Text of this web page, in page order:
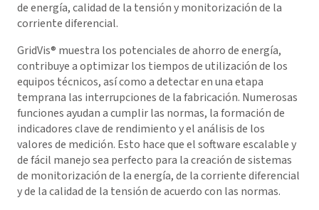
de energía, calidad de la tensión y monitorización de la
corriente diferencial.
GridVis® muestra los potenciales de ahorro de energía,
contribuye a optimizar los tiempos de utilización de los
equipos técnicos, así como a detectar en una etapa
temprana las interrupciones de la fabricación. Numerosas
funciones ayudan a cumplir las normas, la formación de
indicadores clave de rendimiento y el análisis de los
valores de medición. Esto hace que el software escalable y
de fácil manejo sea perfecto para la creación de sistemas
de monitorización de la energía, de la corriente diferencial
y de la calidad de la tensión de acuerdo con las normas.